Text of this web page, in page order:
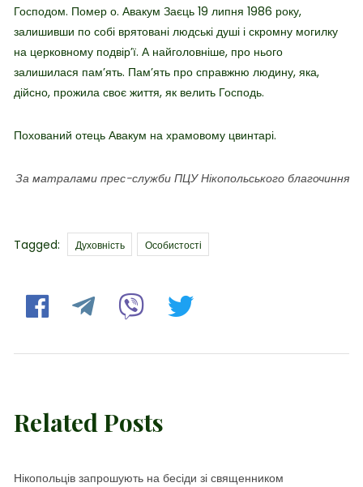
Господом. Помер о. Авакум Заєць 19 липня 1986 року,
залишивши по собі врятовані людські душі і скромну могилку
на церковному подвір’ї. А найголовніше, про нього
залишилася пам’ять. Пам’ять про справжню людину, яка,
дійсно, прожила своє життя, як велить Господь.
Похований отець Авакум на храмовому цвинтарі.
За матралами прес-служби ПЦУ Нікопольського благочиння
Tagged: Tags
Духовність Особистості
Related Posts
Нікопольців запрошують на бесіди зі священником